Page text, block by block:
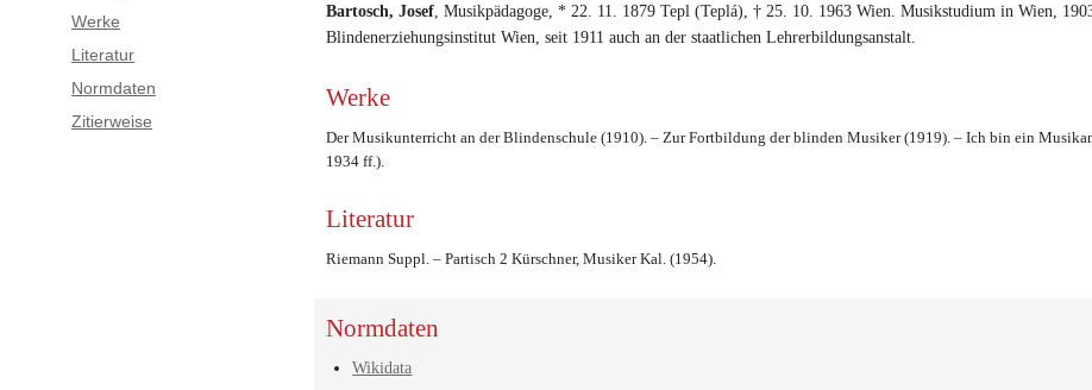
Werke
Literatur
Normdaten
Zitierweise
Bartosch, Josef, Musikpädagoge, * 22. 11. 1879 Tepl (Teplá), † 25. 10. 1963 Wien. Musikstudium in Wien,
Blindenerziehungsinstitut Wien, seit 1911 auch an der staatlichen Lehrerbildungsanstalt.
Werke
Der Musikunterricht an der Blindenschule (1910). – Zur Fortbildung der blinden Musiker (1919). – Ich bin ein
1934 ff.).
Literatur
Riemann Suppl. – Partisch 2 Kürschner, Musiker Kal. (1954).
Normdaten
Wikidata